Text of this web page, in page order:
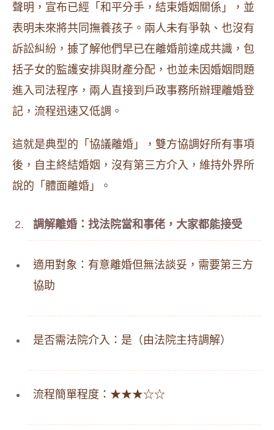
聲明，宣布已經「和平分手，結束婚姻關係」，並
表明未來將共同撫養孩子。兩人未有爭執、也沒有
訴訟糾紛，據了解他們早已在離婚前達成共識，包
括子女的監護安排與財產分配，也並未因婚姻問題
進入司法程序，兩人直接到戶政事務所辦理離婚登
記，流程迅速又低調。
這就是典型的「協議離婚」，雙方協調好所有事項
後，自主終結婚姻，沒有第三方介入，維持外界所
說的「體面離婚」。
調解離婚：找法院當和事佬，大家都能接受
適用對象：有意離婚但無法談妥，需要第三方
協助
是否需法院介入：是（由法院主持調解）
流程簡單程度：★★★☆☆